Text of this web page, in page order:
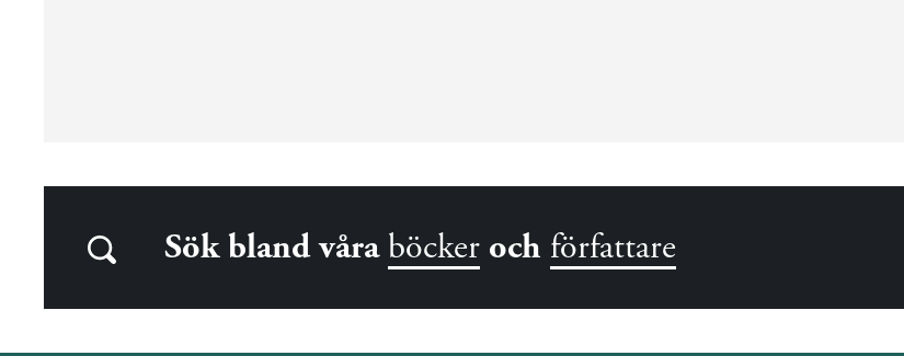
Sök bland våra böcker och författare